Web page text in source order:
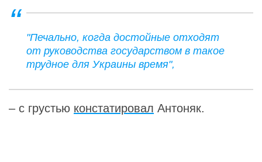
"Печально, когда достойные отходят
от руководства государством в такое
трудное для Украины время",
– с грустью констатировал Антоняк.